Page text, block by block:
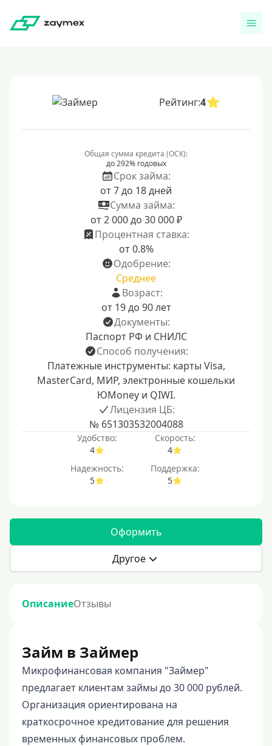
Рейтинг:4
Общая сумма кредита (ОСК):
до 292% годовых
Срок займа:
от 7 до 18 дней
Сумма займа:
от 2 000 до 30 000 ₽
Процентная ставка:
от 0.8%
Одобрение:
Среднее
Возраст:
от 19 до 90 лет
Документы:
Паспорт РФ и СНИЛС
Способ получения:
Платежные инструменты: карты Visa,
MasterCard, МИР, электронные кошельки
ЮMoney и QIWI.
Лицензия ЦБ:
№ 651303532004088
Удобство:
4
Скорость:
4
Надежность:
5
Поддержка:
5
Оформить
Другое
ОписаниеОтзывы
Займ в Займер
Микрофинансовая компания "Займер"
предлагает клиентам займы до 30 000 рублей.
Организация ориентирована на
краткосрочное кредитование для решения
временных финансовых проблем.